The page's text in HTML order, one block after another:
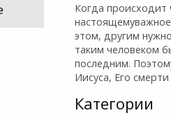
Когда
этом, другим
таким человеком
последним.
Иисуса, Его
Категории